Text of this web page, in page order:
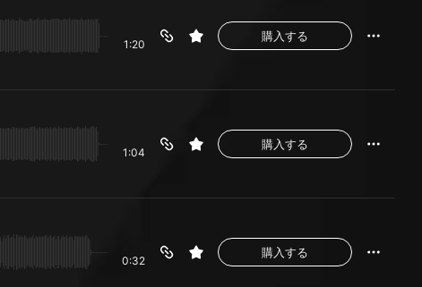
1:20
購入する
1:04
購入する
0:32
購入する